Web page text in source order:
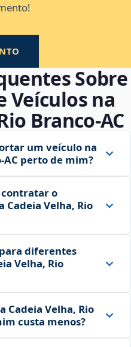
Sobre
Veículos na
Branco‑AC
um veículo na
perto de mim?
contratar o
Velha, Rio
diferentes
Velha, Rio
Cadeia Velha, Rio
custa menos?